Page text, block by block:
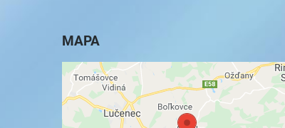
MAPA
Externý obsah je blokovaný Voľbami
súkromia